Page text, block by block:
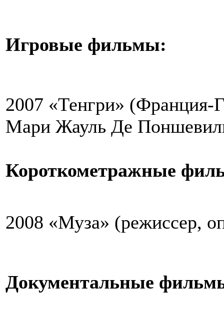
Игровые фильмы:
2007 «Тенгри» (Франция-
Мари Жауль Де
Короткометражные
2008 «Муза» (режиссер,
Документальные